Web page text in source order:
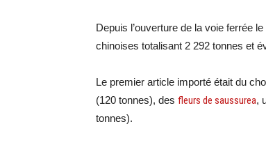
Depuis l’ouverture de la voie ferrée
chinoises totalisant 2 292 tonnes et
Le premier article importé était du
(120 tonnes), des fleurs de saussurea,
tonnes).